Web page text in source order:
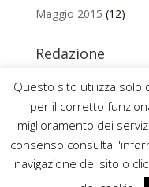
Maggio 2015 (12)
Redazione
uniamo@uniurb.it
2016 ©UNIVERSITÀ
Questo sito utilizza solo
per il corretto
miglioramento dei
consenso consulta
navigazione del sito o